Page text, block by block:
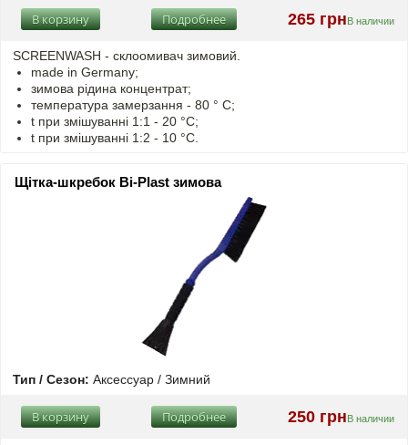
265 грнВ наличии
Подробнее
В корзину
SCREENWASH - cклоомивач зимовий.
made in Germany;
зимова рідина концентрат;
температура замерзання - 80 ° C;
t при змішуванні 1:1 - 20 °C;
t при змішуванні 1:2 - 10 °C.
Щітка-шкребок Bi-Plast зимова
Тип / Сезон: Аксессуар / Зимний
250 грнВ наличии
Подробнее
В корзину